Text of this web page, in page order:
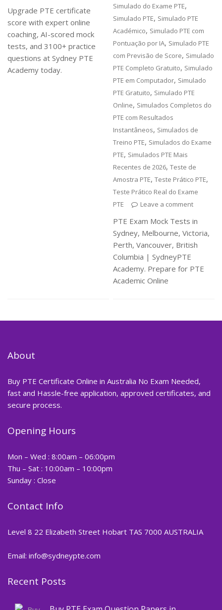
Upgrade PTE certificate
score with expert online
coaching, AI-scored mock
tests, and 3100+ practice
questions at Sydney PTE
Academy today.
Simulado do Exame PTE,
Simulado PTE, Simulado PTE
Académico, Simulado PTE com
Pontuação por IA, Simulado PTE
com Previsão de Score, Simulado
PTE Completo Gratuito, Simulado
PTE em Computador, Simulado
PTE Gratuito, Simulado PTE
Online, Simulados Completos do
PTE com Resultados
Instantâneos, Simulados de
Treino PTE, Simulados do Exame
PTE, Simulados PTE Mais
Recentes de 2026,Teste de
Amostra PTE,Teste Prático PTE,
Teste Prático Real do Exame
PTE
Leave a comment
PTE Exam Mock Tests in
Sydney, Melbourne, Victoria,
Perth, Vancouver, British
Columbia | SydneyPTE
Academy. Prepare for PTE
Academic Online
About
Buy PTE Certificate Online in Australia No Exam Needed,
fast and Hassle-free application, approved certificates, and
secure process.
Opening Hours
Mon – Wed : 8:00am – 06:00pm
Thu – Sat : 10:00am – 10:00pm
Sunday : Close
Contact Info
Level 8 22 Elizabeth Street Hobart TAS 7000 AUSTRALIA
Email: info@sydneypte.com
Recent Posts
Blog